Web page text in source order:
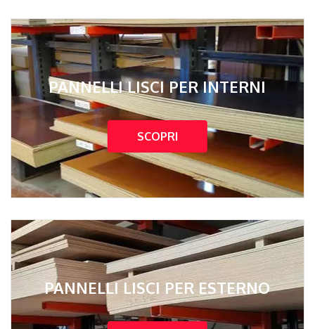
PANNELLI LISCI PER INTERNI
SCOPRI
PANNELLI LISCI PER ESTERNO